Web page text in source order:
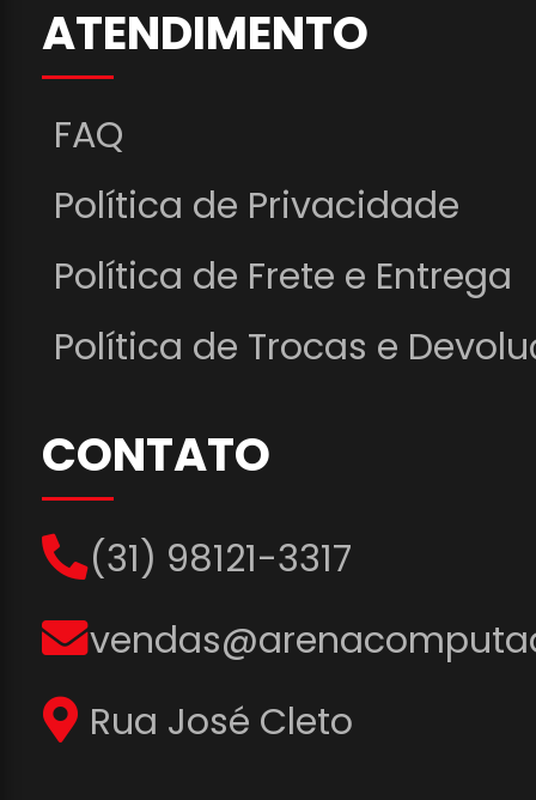
ATENDIMENTO
FAQ
Política de Privacidade
Política de Frete e Entrega
Política de Trocas e
CONTATO
(31) 98121-3317
Rua José Cleto